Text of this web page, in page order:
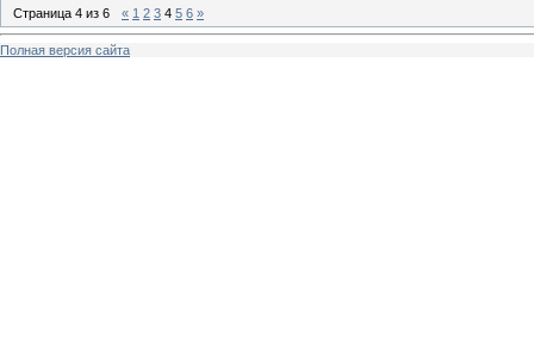
Страница 4 из 6 « 1 2 3 4 5 6 »
Полная версия сайта